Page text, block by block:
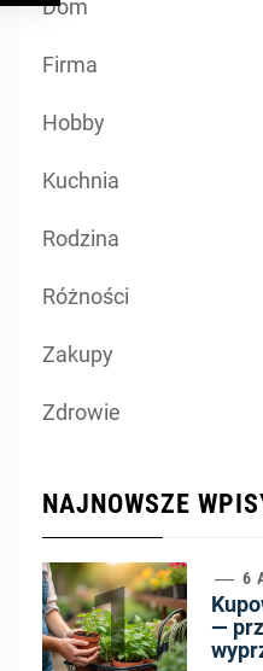
Dom
Firma
Hobby
Kuchnia
Rodzina
Różności
Zakupy
Zdrowie
NAJNOWSZE
1 6
—